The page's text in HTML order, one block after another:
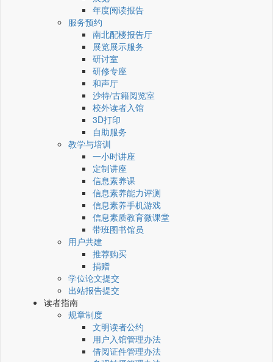
年度阅读报告
服务预约
南北配楼报告厅
展览展示服务
研讨室
研修专座
和声厅
沙特/古籍阅览室
校外读者入馆
3D打印
自助服务
教学与培训
一小时讲座
定制讲座
信息素养课
信息素养能力评测
信息素养手机游戏
信息素质教育微课堂
带班图书馆员
用户共建
推荐购买
捐赠
学位论文提交
出站报告提交
读者指南
规章制度
文明读者公约
用户入馆管理办法
借阅证件管理办法